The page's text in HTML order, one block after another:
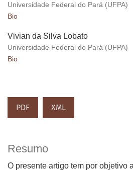
Universidade Federal do Pará (UFPA)
Bio
Vivian da Silva Lobato
Universidade Federal do Pará (UFPA)
Bio
PDF XML
Resumo
O presente artigo tem por objetivo